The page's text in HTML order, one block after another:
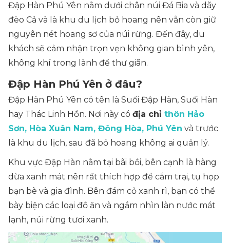
Đập Hàn Phú Yên nằm dưới chân núi Đá Bia và dãy
đèo Cả và là khu du lịch bỏ hoang nên vẫn còn giữ
nguyên nét hoang sơ của núi rừng. Đến đây, du
khách sẽ cảm nhận trọn vẹn không gian bình yên,
không khí trong lành để thư giãn.
Đập Hàn Phú Yên ở đâu?
Đập Hàn Phú Yên có tên là Suối Đập Hàn, Suối Hàn
hay Thác Linh Hồn. Nơi này có địa chỉ thôn Hảo
Sơn, Hòa Xuân Nam, Đông Hòa, Phú Yên và trước
là khu du lịch, sau đã bỏ hoang không ai quản lý.
Khu vực Đập Hàn nằm tại bãi bồi, bên cạnh là hàng
dừa xanh mát nên rất thích hợp để cắm trại, tụ họp
bạn bè và gia đình. Bên đám cỏ xanh rì, bạn có thể
bày biện các loại đồ ăn và ngắm nhìn làn nước mát
lạnh, núi rừng tươi xanh.